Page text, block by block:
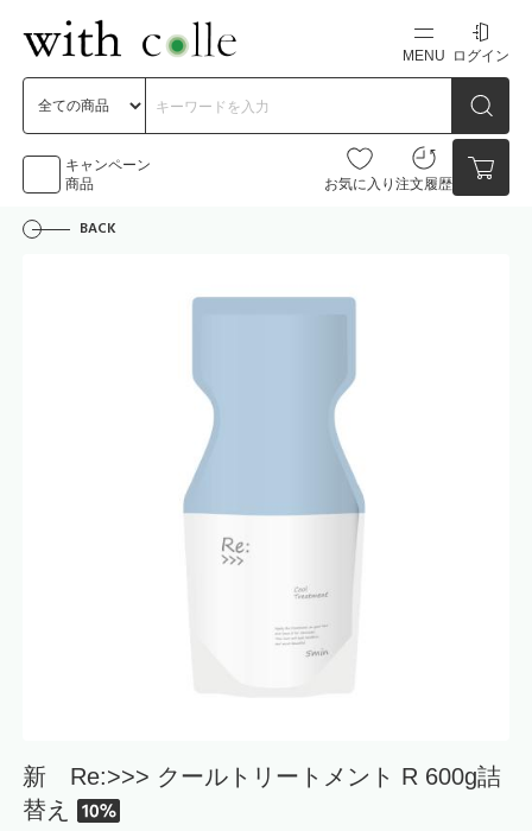
MENU
新規会員登録
ログイン
キャンペーン
商品
お気に入り 注文履歴
カートの中身を見る
BACK
新 Re:>>> クールトリートメント R 600g詰
替え